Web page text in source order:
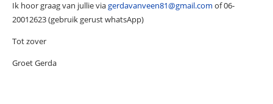
Ik hoor graag van jullie viagerdavanveen81@gmail.com of 06-
20012623 (gebruik gerust whatsApp)
Tot zover
Groet Gerda